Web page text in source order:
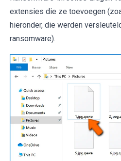
extensies die ze toevoegen
hieronder, die werden
ransomware).